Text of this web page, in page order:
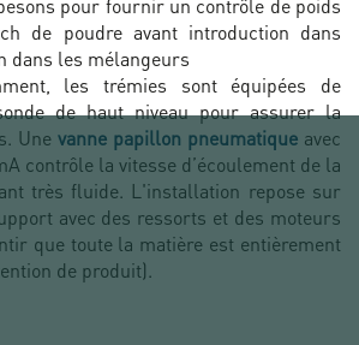
pour fournir un contrôle de poids
de poudre avant introduction dans
dans les mélangeurs
les trémies sont équipées de
de haut niveau pour assurer la
Une vanne papillon pneumatique avec
contrôle la vitesse d’écoulement de la
très fluide. L'installation repose sur
avec des ressorts et des moteurs
que toute la matière est entièrement
de produit).